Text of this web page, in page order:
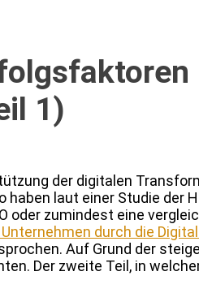
1)
der digitalen
haben laut einer Studie der
oder zumindest eine
durch die
Auf Grund der
Der zweite Teil, in